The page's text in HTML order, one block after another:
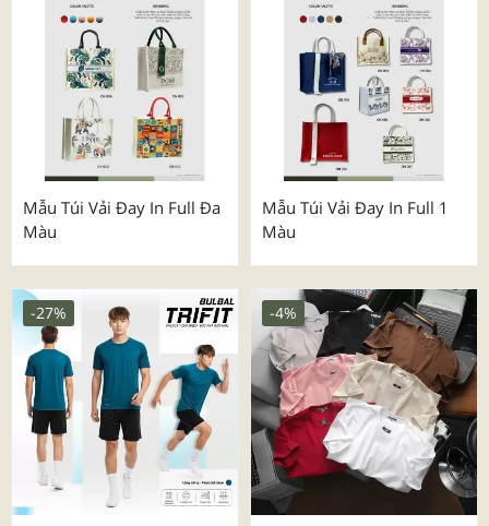
Mẫu Túi Vải Đay In Full Đa
Màu
Mẫu Túi Vải Đay In Full 1
Màu
-27% -4%